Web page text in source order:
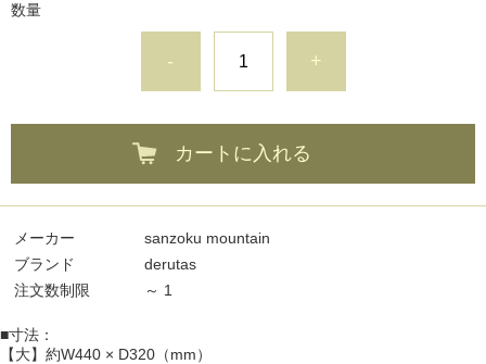
数量
- +
カートに入れる
メーカー
sanzoku mountain
ブランド
derutas
注文数制限
～ 1
■寸法：
【大】約W440 × D320（mm）